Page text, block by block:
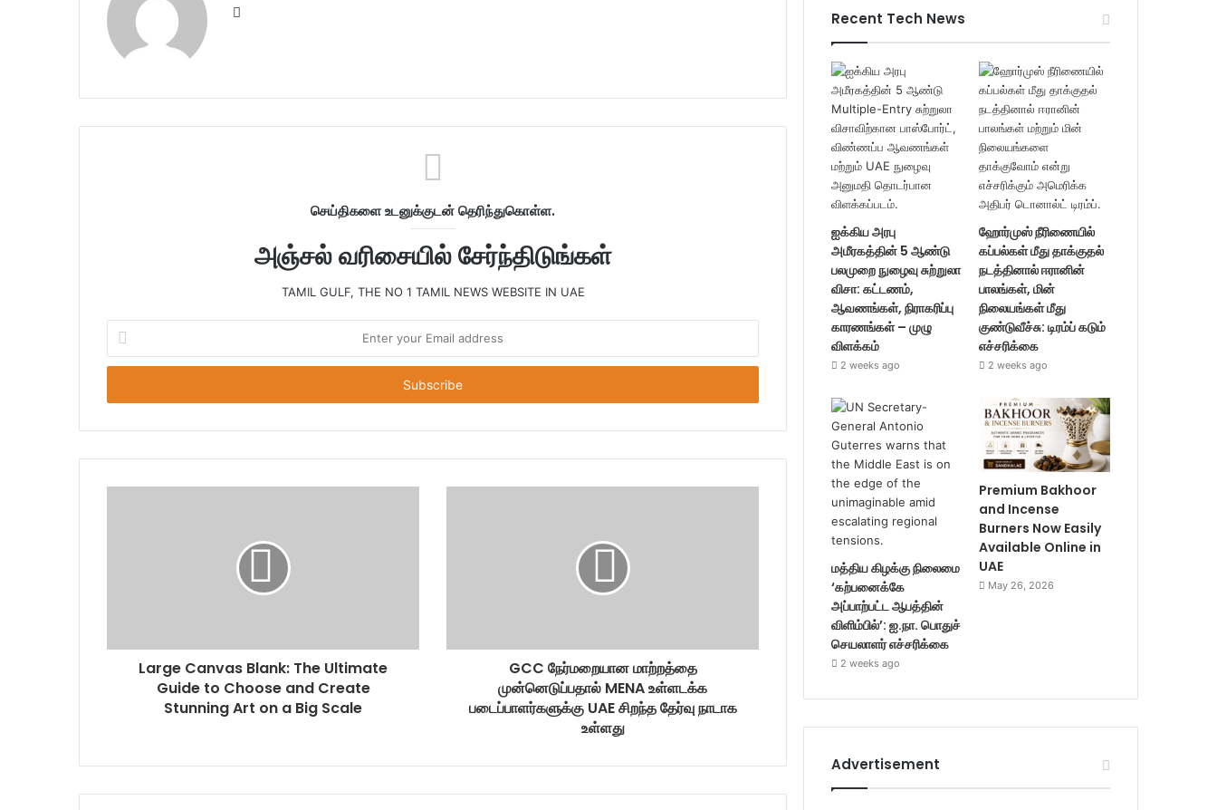
i
செய்திகளை உடனுக்குடன் தெரிந்துகொள்ள.
அஞ்சல் வரிசையில் சேர்ந்திடுங்கள்
TAMIL GULF, THE NO 1 TAMIL NEWS WEBSITE IN UAE
t
r
u
r
Large Canvas Blank: The Ultimate
Guide to Choose and Create
Stunning Art on a Big Scale
GCC நேர்மறையான மாற்றத்தை
முன்னெடுப்பதால் MENA உள்ளடக்க
படைப்பாளர்களுக்கு UAE சிறந்த தேர்வு நாடாக
உள்ளது
Recent Tech News
ஐக்கிய அரபு
அமீரகத்தின் 5 ஆண்டு
பலமுறை நுழைவு சுற்றுலா
விசா: கட்டணம்,
ஆவணங்கள், நிராகரிப்பு
காரணங்கள் – முழு
விளக்கம்
2 weeks ago
ஹோர்முஸ் நீரிணையில்
கப்பல்கள் மீது தாக்குதல்
நடத்தினால் ஈரானின்
பாலங்கள், மின்
நிலையங்கள் மீது
குண்டுவீச்சு: டிரம்ப் கடும்
எச்சரிக்கை
2 weeks ago
மத்திய கிழக்கு நிலைமை
‘கற்பனைக்கே
அப்பாற்பட்ட ஆபத்தின்
விளிம்பில்’: ஐ.நா. பொதுச்
செயலாளர் எச்சரிக்கை
2 weeks ago
Premium Bakhoor
and Incense
Burners Now Easily
Available Online in
UAE
May 26, 2026
Advertisement